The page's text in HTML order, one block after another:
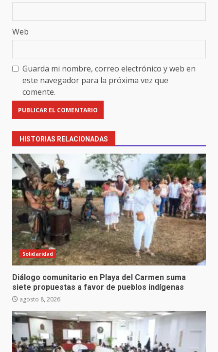
Web
Guarda mi nombre, correo electrónico y web en
este navegador para la próxima vez que
comente.
HISTORIAS RELACIONADAS
Solidaridad
Diálogo comunitario en Playa del Carmen suma
siete propuestas a favor de pueblos indígenas
agosto 8, 2026